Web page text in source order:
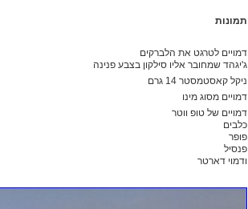
תמונות
דמויים לטרגט את הלברקים
ג'יגהד שמחובר אליו סילקון בצבע פנינה
ניקל קאסטמסטר 14 גרם
דמויים מסוג מינו
דמויים של טופ ווטר
כלבים
פופר
פנסיל
ודמוי דארטר